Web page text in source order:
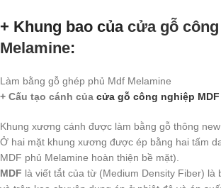
+ Khung bao của cửa gỗ
Melamine:
Làm bằng gỗ ghép phủ Mdf Melamine
+ Cấu tạo cánh của cửa gỗ công nghiệp MDF
Khung xương cánh được làm bằng gỗ thông
Ở hai mặt khung xương được ép bằng hai tấm
MDF phủ Melamine hoàn thiện bề mặt).
MDF là viết tắt của từ (Medium Density Fiber) là